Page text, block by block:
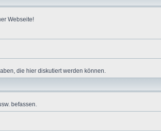
Webseite!
die hier diskutiert werden können.
befassen.